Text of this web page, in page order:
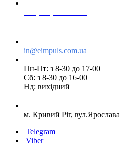
in@eimpuls.com.ua
Пн-Пт: з 8-30 до 17-00
Сб: з 8-30 до 16-00
Нд: вихідний
м. Кривий Ріг,
Telegram
Viber